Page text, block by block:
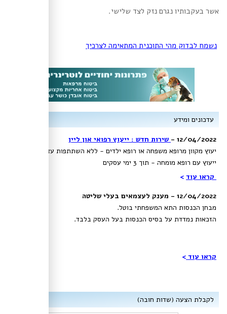
אשר בעקבותיו נגרם נזק לצד שלישי.
נשמח לבדוק מהי התוכנית המתאימה לצרכיך
עדכונים ומידע
12/04/2022 -
שירות חדש : ייעוץ רפואי און ליין
יעוץ מקוון מרופא משפחה או רופא ילדים - ללא השתתפות עצמית!,
ייעוץ עם רופא מומחה - תוך 3 ימי עסקים
קראו עוד >
12/04/2022 - מענק לעצמאים בעלי שליטה
מבחן הכנסות התא המשפחתי בוטל.
הזכאות נמדדת על בסיס הכנסות בעל העסק בלבד.
קראו עוד​ >
לקבלת הצעה (שדות חובה)